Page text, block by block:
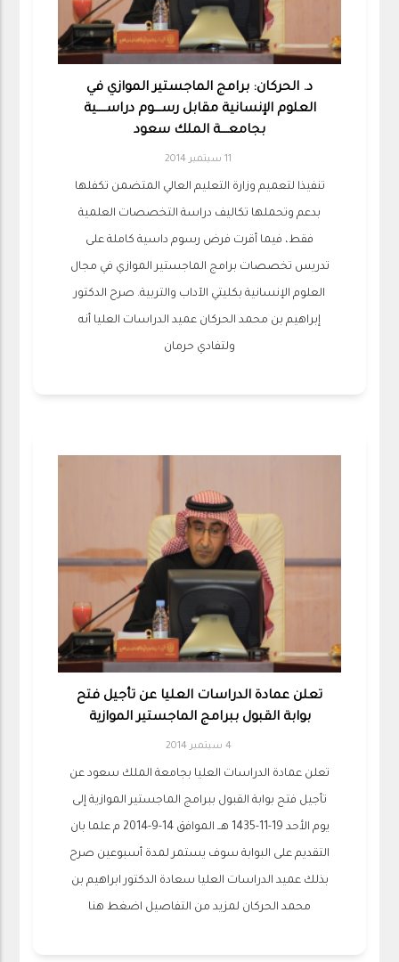
د. الحركان: برامج الماجستير الموازي في
العلوم الإنسانية مقابل رســــوم دراســـــية
بجامعــــة الملك سعود
11 سبتمبر 2014
تنفيذا لتعميم وزارة التعليم العالي المتضمن تكفلها
بدعم وتحملها تكاليف دراسة التخصصات العلمية
فقط، فيما أقرت فرض رسوم داسية كاملة على
تدريس تخصصات برامج الماجستير الموازي في مجال
العلوم الإنسانية بكليتي الآداب والتربية. صرح الدكتور
إبراهيم بن محمد الحركان عميد الدراسات العليا أنه
ولتفادي حرمان
تعلن عمادة الدراسات العليا عن تأجيل فتح
بوابة القبول ببرامج الماجستير الموازية
4 سبتمبر 2014
تعلن عمادة الدراسات العليا بجامعة الملك سعود عن
تأجيل فتح بوابة القبول ببرامج الماجستير الموازية إلى
يوم الأحد 19-11-1435 هــ الموافق 14-9-2014 م علما بان
التقديم على البوابة سوف يستمر لمدة أسبوعين صرح
بذلك عميد الدراسات العليا سعادة الدكتور ابراهيم بن
محمد الحركان لمزيد من التفاصيل اضغط هنا